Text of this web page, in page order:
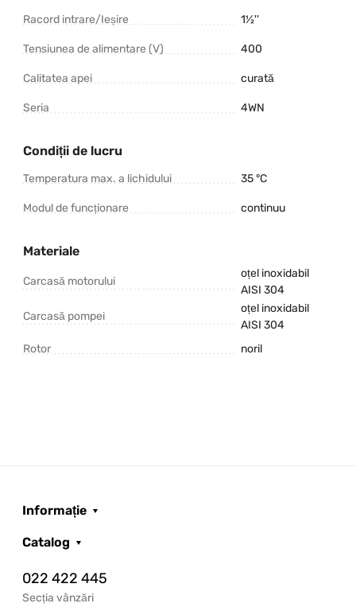
Racord intrare/Ieșire 1½''
Tensiunea de alimentare (V) 400
Calitatea apei curată
Seria 4WN
Condiții de lucru
Temperatura max. a lichidului 35 °C
Modul de funcționare continuu
Materiale
Carcasă motorului
oțel inoxidabil
AISI 304
Carcasă pompei
oțel inoxidabil
AISI 304
Rotor
noril
Informație
Catalog
022 422 445
Secția vânzări